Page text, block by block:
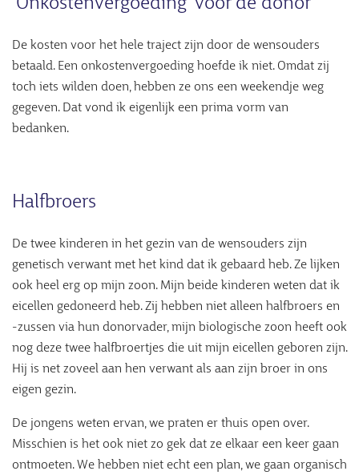
‘Onkostenvergoeding’ voor de donor
De kosten voor het hele traject zijn door de wensouders
betaald. Een onkostenvergoeding hoefde ik niet. Omdat zij
toch iets wilden doen, hebben ze ons een weekendje weg
gegeven. Dat vond ik eigenlijk een prima vorm van
bedanken.
Halfbroers
De twee kinderen in het gezin van de wensouders zijn
genetisch verwant met het kind dat ik gebaard heb. Ze lijken
ook heel erg op mijn zoon. Mijn beide kinderen weten dat ik
eicellen gedoneerd heb. Zij hebben niet alleen halfbroers en
-zussen via hun donorvader, mijn biologische zoon heeft ook
nog deze twee halfbroertjes die uit mijn eicellen geboren zijn.
Hij is net zoveel aan hen verwant als aan zijn broer in ons
eigen gezin.
De jongens weten ervan, we praten er thuis open over.
Misschien is het ook niet zo gek dat ze elkaar een keer gaan
ontmoeten. We hebben niet echt een plan, we gaan organisch